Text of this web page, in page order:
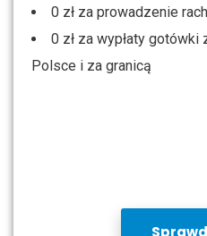
0 zł za prowadzenie
0 zł za wypłaty
Polsce i za granicą